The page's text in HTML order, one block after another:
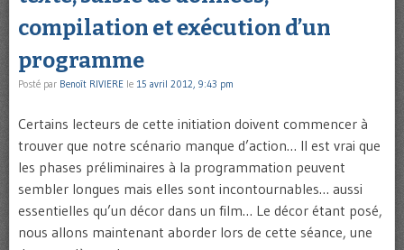
compilation et exécution d’un
programme
Posté par Benoît RIVIERE le 15 avril 2012, 9:43 pm
Certains lecteurs de cette initiation doivent commencer à
trouver que notre scénario manque d’action… Il est vrai que
les phases préliminaires à la programmation peuvent
sembler longues mais elles sont incontournables… aussi
essentielles qu’un décor dans un film… Le décor étant posé,
nous allons maintenant aborder lors de cette séance, une